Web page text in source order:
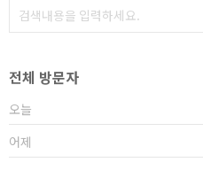
전체 방문자
오늘
어제